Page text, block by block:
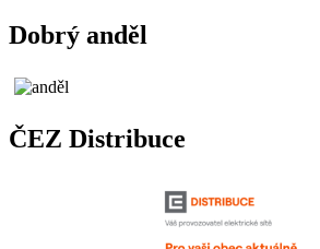
Dobrý anděl
ČEZ Distribuce